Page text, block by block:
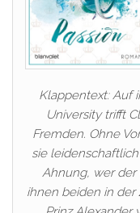
Klappentext: Auf
University trifft
Fremden. Ohne
sie
Ahnung, wer der
ihnen beiden in der